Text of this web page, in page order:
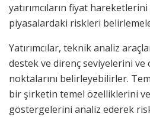
yatırımcıların fiyat
piyasalardaki riskleri
Yatırımcılar, teknik analiz
destek ve direnç seviyelerini ve
noktalarını belirleyebilirler.
bir şirketin temel özelliklerini
göstergelerini analiz ederek